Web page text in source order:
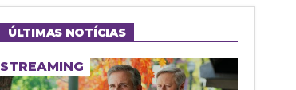
ÚLTIMAS NOTÍCIAS
STREAMING